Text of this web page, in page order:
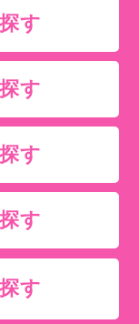
す
す
す
す
す